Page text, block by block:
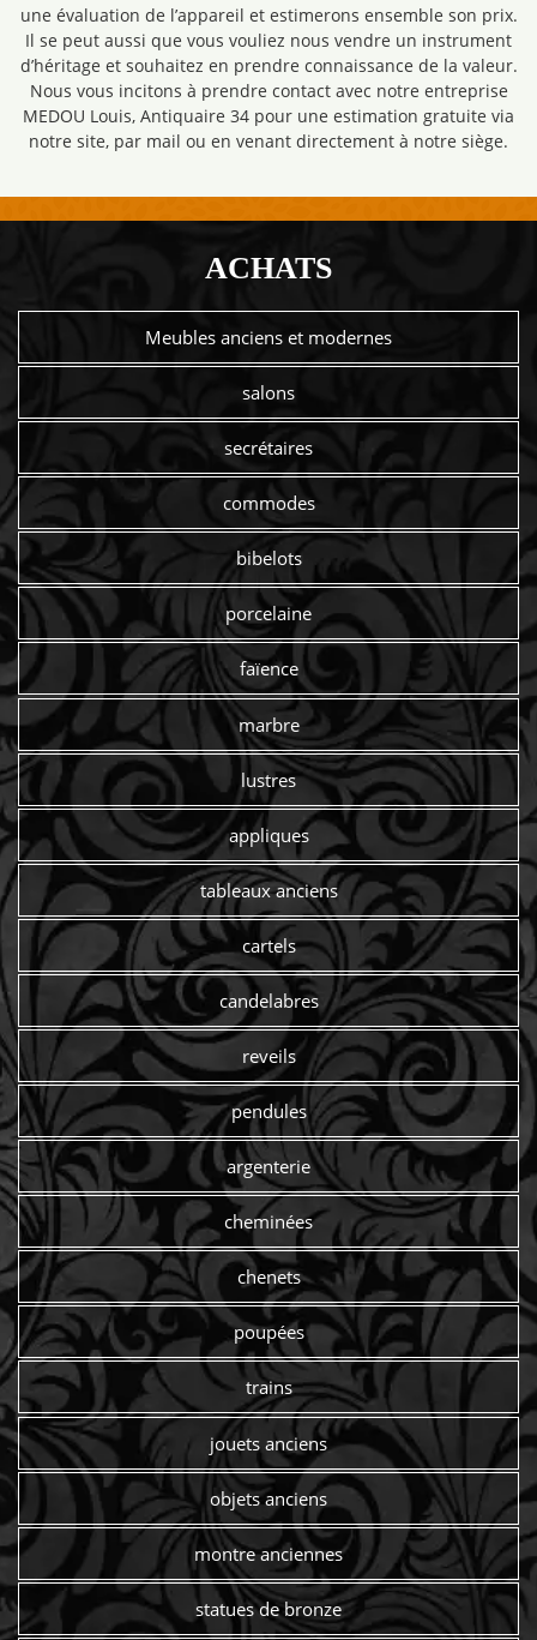
une évaluation de l’appareil et estimerons ensemble son prix.
Il se peut aussi que vous vouliez nous vendre un instrument
d’héritage et souhaitez en prendre connaissance de la valeur.
Nous vous incitons à prendre contact avec notre entreprise
MEDOU Louis, Antiquaire 34 pour une estimation gratuite via
notre site, par mail ou en venant directement à notre siège.
ACHATS
Meubles anciens et modernes
salons
secrétaires
commodes
bibelots
porcelaine
faïence
marbre
lustres
appliques
tableaux anciens
cartels
candelabres
reveils
pendules
argenterie
cheminées
chenets
poupées
trains
jouets anciens
objets anciens
montre anciennes
statues de bronze